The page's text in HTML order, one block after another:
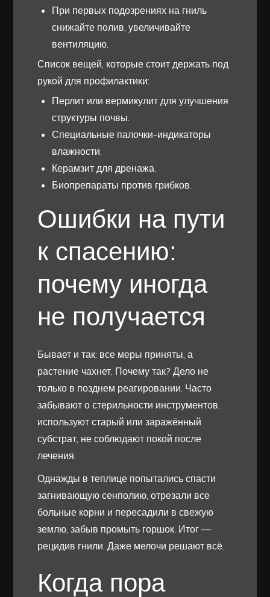
При первых подозрениях на гниль
снижайте полив, увеличивайте
вентиляцию.
Список вещей, которые стоит держать под
рукой для профилактики:
Перлит или вермикулит для улучшения
структуры почвы.
Специальные палочки-индикаторы
влажности.
Керамзит для дренажа.
Биопрепараты против грибков.
Ошибки на пути
к спасению:
почему иногда
не получается
Бывает и так: все меры приняты, а
растение чахнет. Почему так? Дело не
только в позднем реагировании. Часто
забывают о стерильности инструментов,
используют старый или заражённый
субстрат, не соблюдают покой после
лечения.
Однажды в теплице попытались спасти
загнивающую сенполию, отрезали все
больные корни и пересадили в свежую
землю, забыв промыть горшок. Итог —
рецидив гнили. Даже мелочи решают всё.
Когда пора